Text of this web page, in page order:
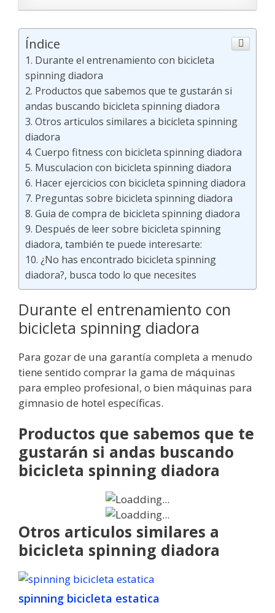
Índice
Durante el entrenamiento con bicicleta
spinning diadora
Productos que sabemos que te gustarán si
andas buscando bicicleta spinning diadora
Otros articulos similares a bicicleta spinning
diadora
Cuerpo fitness con bicicleta spinning diadora
Musculacion con bicicleta spinning diadora
Hacer ejercicios con bicicleta spinning diadora
Preguntas sobre bicicleta spinning diadora
Guia de compra de bicicleta spinning diadora
Después de leer sobre bicicleta spinning
diadora, también te puede interesarte:
¿No has encontrado bicicleta spinning
diadora?, busca todo lo que necesites
Durante el entrenamiento con
bicicleta spinning diadora
Para gozar de una garantía completa a menudo
tiene sentido comprar la gama de máquinas
para empleo profesional, o bien máquinas para
gimnasio de hotel específicas.
Productos que sabemos que te
gustarán si andas buscando
bicicleta spinning diadora
Otros articulos similares a
bicicleta spinning diadora
spinning bicicleta estatica